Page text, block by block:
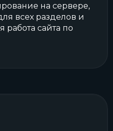
на сервере,
всех разделов и
работа сайта по